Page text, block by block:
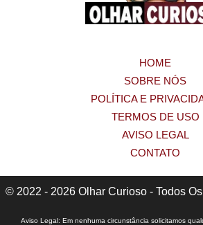
HOME
SOBRE NÓS
POLÍTICA E
TERMOS DE USO
AVISO LEGAL
CONTATO
© 2022 - 2026 Olhar Curioso - Todos
Aviso Legal: Em nenhuma circunstância solicitamos